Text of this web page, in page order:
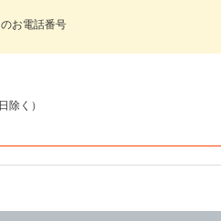
お電話番号
く）